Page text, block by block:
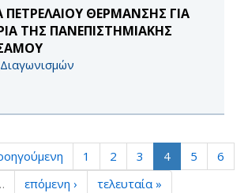
ΘΕΡΜΑΝΣΗΣ ΓΙΑ
ΤΗΣ ΠΑΝΕΠΙΣΤΗΜΙΑΚΗΣ
1 2 3 4 5
6
επόμενη › τελευταία »